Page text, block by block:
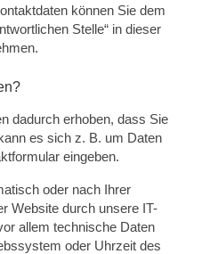
können Sie dem
Stelle“ in dieser
dadurch erhoben, dass Sie
es sich z. B. um Daten
eingeben.
oder nach Ihrer
Website durch unsere IT-
allem technische Daten
oder Uhrzeit des